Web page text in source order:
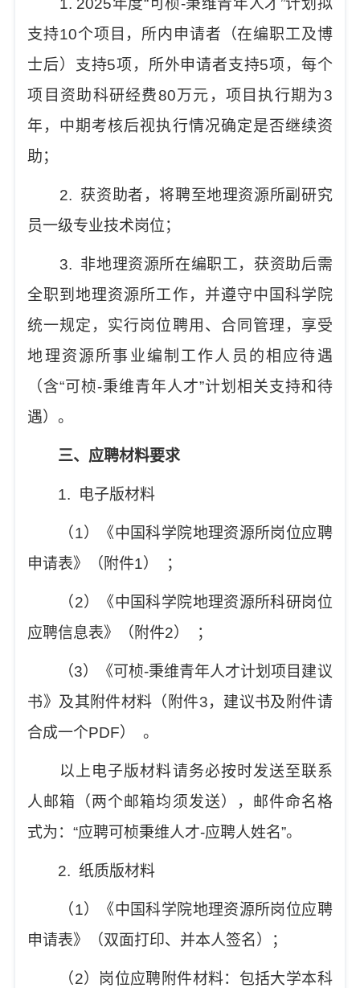
1. 2025年度“可桢-秉维青年人才 ”计划拟
支持10个项目，所内申请者（在编职工及博
士后）支持5项，所外申请者支持5项，每个
项目资助科研经费80万元，项目执行期为3
年，中期考核后视执行情况确定是否继续资
助；
2. 获资助者，将聘至地理资源所副研究
员一级专业技术岗位；
3. 非地理资源所在编职工，获资助后需
全职到地理资源所工作，并遵守中国科学院
统一规定，实行岗位聘用、合同管理，享受
地理资源所事业编制工作人员的相应待遇
（含“可桢-秉维青年人才”计划相关支持和待
遇）。
三、应聘材料要求
1. 电子版材料
（1）《中国科学院地理资源所岗位应聘
申请表》（附件1） ；
（2）《中国科学院地理资源所科研岗位
应聘信息表》（附件2） ；
（3）《可桢-秉维青年人才计划项目建议
书》及其附件材料（附件3，建议书及附件请
合成一个PDF） 。
以上电子版材料请务必按时发送至联系
人邮箱（两个邮箱均须发送），邮件命名格
式为：“应聘可桢秉维人才-应聘人姓名”。
2. 纸质版材料
（1）《中国科学院地理资源所岗位应聘
申请表》（双面打印、并本人签名）；
（2）岗位应聘附件材料：包括大学本科